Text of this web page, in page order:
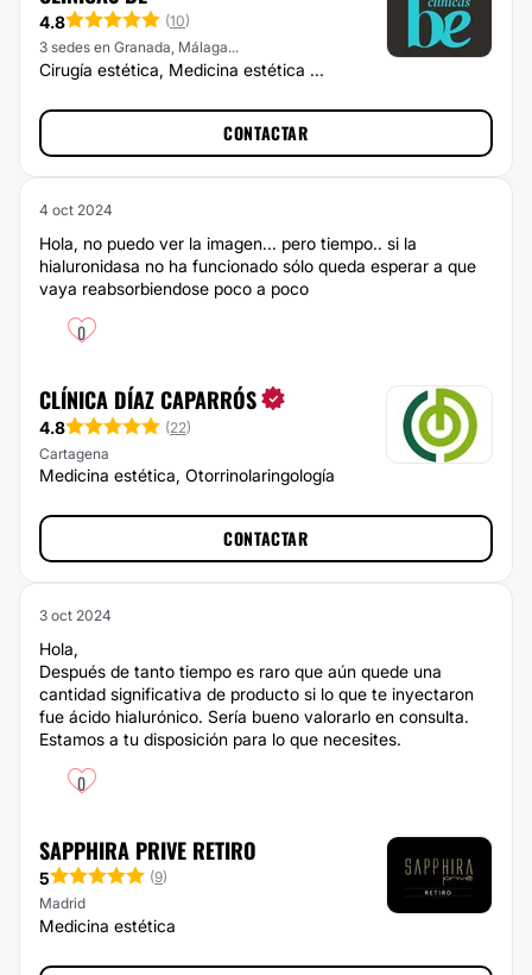
4.8 (10)
3 sedes en Granada, Málaga...
Cirugía estética, Medicina estética ...
CONTACTAR
4 oct 2024
Hola, no puedo ver la imagen... pero tiempo.. si la
hialuronidasa no ha funcionado sólo queda esperar a que
vaya reabsorbiendose poco a poco
0
CLÍNICA DÍAZ CAPARRÓS
4.8 (22)
Cartagena
Medicina estética, Otorrinolaringología
CONTACTAR
3 oct 2024
Hola,
Después de tanto tiempo es raro que aún quede una
cantidad significativa de producto si lo que te inyectaron
fue ácido hialurónico. Sería bueno valorarlo en consulta.
Estamos a tu disposición para lo que necesites.
0
SAPPHIRA PRIVE RETIRO
5 (9)
Madrid
Medicina estética